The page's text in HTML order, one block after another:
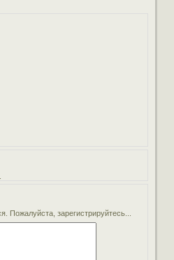
Пожалуйста, зарегистрируйтесь...